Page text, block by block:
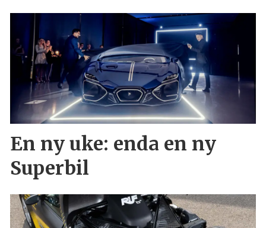
En ny uke: enda en ny
Superbil